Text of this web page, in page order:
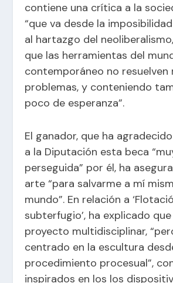
contiene una crítica a la
“que va desde la
al hartazgo del
que las herramientas del
contemporáneo no resuelven
problemas, y conteniendo
poco de esperanza”.
El ganador, que ha
a la Diputación esta beca
perseguida” por él, ha
arte “para salvarme a mí
mundo”. En relación a
subterfugio’, ha explicado
proyecto multidisciplinar,
centrado en la escultura
procedimiento procesual”,
inspirados en los los